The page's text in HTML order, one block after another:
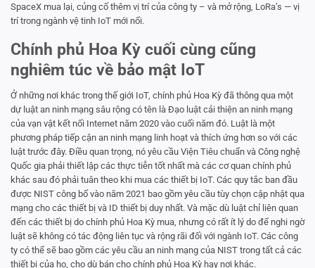
SpaceX mua lại, củng cố thêm vị trí của công ty – và mở rộng, LoRa’s — vị
trí trong ngành vệ tinh IoT mới nổi.
Chính phủ Hoa Kỳ cuối cùng cũng
nghiêm túc về bảo mật IoT
Ở những nơi khác trong thế giới IoT, chính phủ Hoa Kỳ đã thông qua một
dự luật an ninh mạng sâu rộng có tên là Đạo luật cải thiện an ninh mạng
của vạn vật kết nối Internet năm 2020 vào cuối năm đó. Luật là một
phương pháp tiếp cận an ninh mạng linh hoạt và thích ứng hơn so với các
luật trước đây. Điều quan trọng, nó yêu cầu Viện Tiêu chuẩn và Công nghệ
Quốc gia phải thiết lập các thực tiễn tốt nhất mà các cơ quan chính phủ
khác sau đó phải tuân theo khi mua các thiết bị IoT. Các quy tắc ban đầu
được NIST công bố vào năm 2021 bao gồm yêu cầu tùy chọn cập nhật qua
mạng cho các thiết bị và ID thiết bị duy nhất. Và mặc dù luật chỉ liên quan
đến các thiết bị do chính phủ Hoa Kỳ mua, nhưng có rất ít lý do để nghi ngờ
luật sẽ không có tác động liên tục và rộng rãi đối với ngành IoT. Các công
ty có thể sẽ bao gồm các yêu cầu an ninh mạng của NIST trong tất cả các
thiết bị của họ, cho dù bán cho chính phủ Hoa Kỳ hay nơi khác.